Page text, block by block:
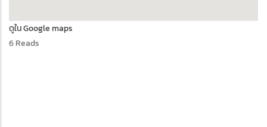
ดูใน Google maps
6 Reads